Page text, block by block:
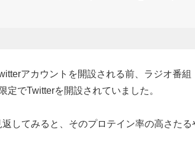
アカウントを開設される前、ラジオ番組
定でTwitterを開設されていました。
してみると、そのプロテイン率の高さたる